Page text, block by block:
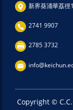
新界葵涌華荔徑
2741 9907
2785 3732
Copyright ©